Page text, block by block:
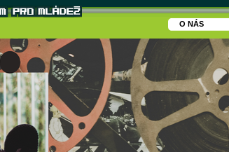
O NÁS